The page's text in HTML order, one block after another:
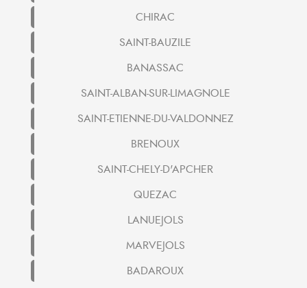
CHIRAC
SAINT-BAUZILE
BANASSAC
SAINT-ALBAN-SUR-LIMAGNOLE
SAINT-ETIENNE-DU-VALDONNEZ
BRENOUX
SAINT-CHELY-D'APCHER
QUEZAC
LANUEJOLS
MARVEJOLS
BADAROUX